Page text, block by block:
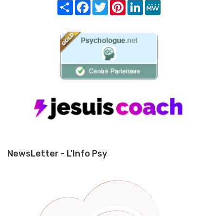
Share FacebookTwitterPinterest
LinkedIn
NewsLetter - L'Info Psy